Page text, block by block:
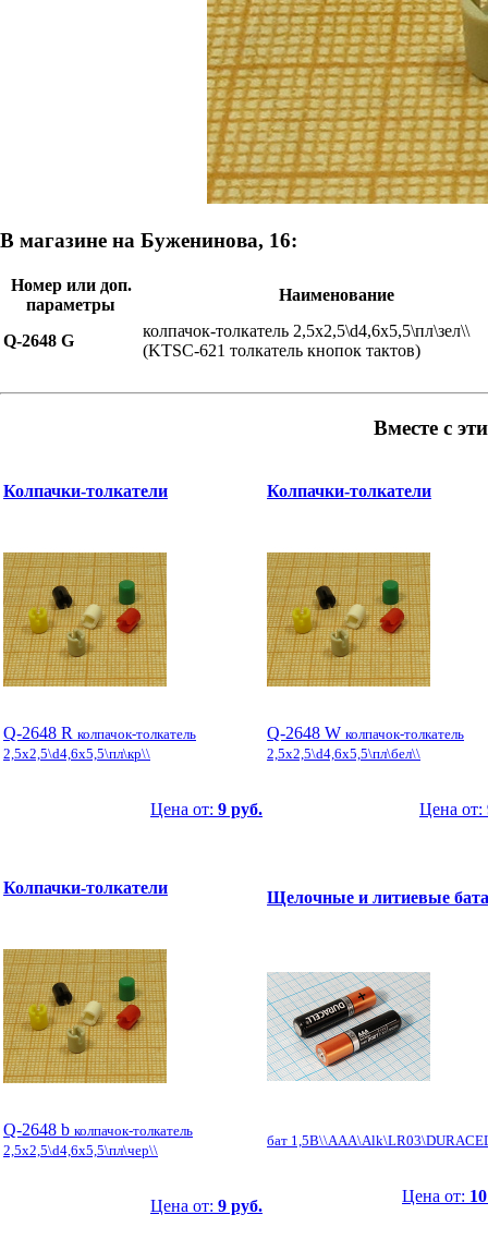
В магазине на Буженинова, 16:
Номер или доп.
параметры
Наименование
Q-2648 G
колпачок-толкатель 2,5x2,5\d4,6x5,5\пл\зел\\
(KTSC-621 толкатель кнопок тактов)
Вместе с
Колпачки-толкатели
Q-2648 R колпачок-толкатель
2,5x2,5\d4,6x5,5\пл\кр\\
Цена от: 9 руб.
Колпачки-толкатели
Q-2648 W колпачок-толкатель
2,5x2,5\d4,6x5,5\пл\бел\\
Цена от:
Колпачки-толкатели
Q-2648 b колпачок-толкатель
2,5x2,5\d4,6x5,5\пл\чер\\
Цена от: 9 руб.
Щелочные и литиевые
бат
Цена от: